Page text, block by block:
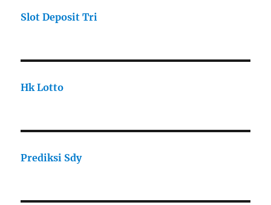
Slot Deposit Tri
Hk Lotto
Prediksi Sdy